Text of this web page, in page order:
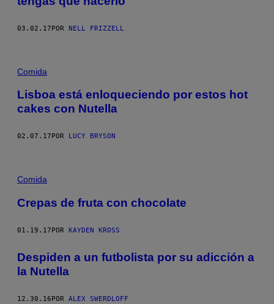
03.02.17POR NELL FRIZZELL
Comida
Lisboa está enloqueciendo por estos hot
cakes con Nutella
02.07.17 POR LUCY BRYSON
Comida
Crepas de fruta con chocolate
01.19.17POR KAYDEN KROSS
Despiden a un futbolista por su adicción a
la Nutella
12.30.16 POR ALEX SWERDLOFF